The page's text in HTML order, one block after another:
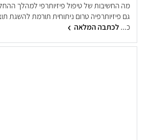
מה החשיבות של טיפול פיזיותרפי למהלך
גם פיזיותרפיה טרום ניתוחית תורמת להשגת
כ...לכתבה המלאה